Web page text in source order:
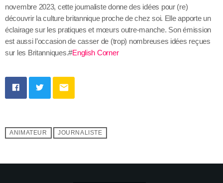
novembre 2023, cette journaliste donne des idées pour (re)
découvrir la culture britannique proche de chez soi. Elle apporte un
éclairage sur les pratiques et mœurs outre-manche. Son émission
est aussi l’occasion de casser de (trop) nombreuses idées reçues
sur les Britanniques.#English Corner
email
ANIMATEUR JOURNALISTE